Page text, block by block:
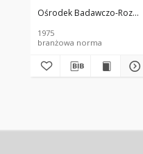
transport - Wspólne
wymagania i badania
Ośrodek Badawczo-
1975
branżowa norma